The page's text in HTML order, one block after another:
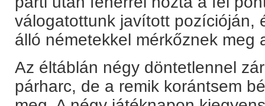
válogatottunk javított pozícióján,
álló németekkel mérkőznek meg
Az éltáblán négy döntetlennel
párharc, de a remik korántsem